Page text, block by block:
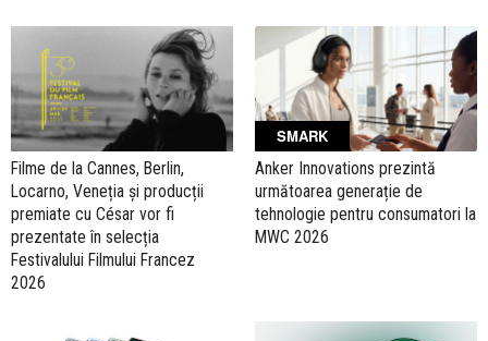
Filme de la Cannes, Berlin,
Locarno, Veneția și producții
premiate cu César vor fi
prezentate în selecția
Festivalului Filmului Francez
2026
SMARK
Anker Innovations prezintă
următoarea generație de
tehnologie pentru consumatori la
MWC 2026